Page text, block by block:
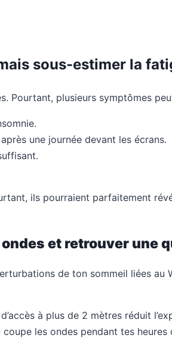
sous-estimer la
Pourtant, plusieurs symptômes
une journée devant les écrans.
ils pourraient parfaitement
et retrouver une
de ton sommeil liées
à plus de 2 mètres réduit
les ondes pendant tes heures